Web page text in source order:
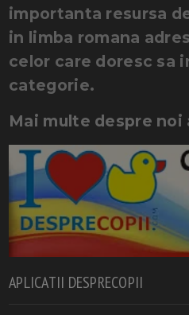
importanta resursa
in limba romana
celor care doresc sa
categorie.
Mai multe despre noi
APLICATII DESPRECOPII